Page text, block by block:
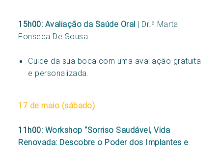
15h00: Avaliação da Saúde Oral | Dr.ª Marta
Fonseca De Sousa
Cuide da sua boca com uma avaliação gratuita
e personalizada.
17 de maio (sábado)
11h00: Workshop “Sorriso Saudável, Vida
Renovada: Descobre o Poder dos Implantes e